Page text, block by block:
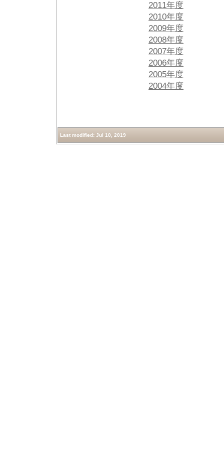
2011年度
2010年度
2009年度
2008年度
2007年度
2006年度
2005年度
2004年度
Last modified: Jul 10, 2019